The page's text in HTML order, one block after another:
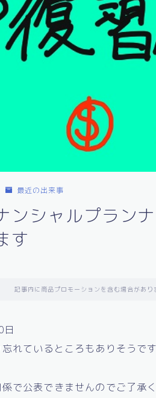
最近の出来事
ンシャルプラン
す
記事内に商品プロモーションを含む場合があり
れているところもありそうで
で公表できませんのでご了承く